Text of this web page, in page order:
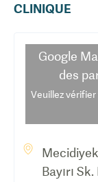
CLINIQUE
Google
des
Veuillez
Bayırı